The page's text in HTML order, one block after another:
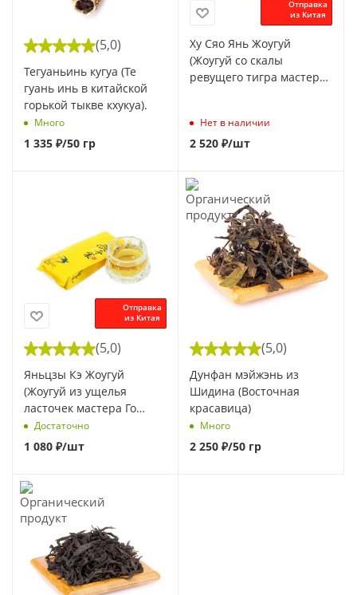
(5,0)
Тегуаньинь кугуа (Те
гуань инь в китайской
горькой тыкве кхукуа).
Много
1 335 ₽/50 гр
Отправка
из Китая
Ху Сяо Янь Жоугуй
(Жоугуй со скалы
ревущего тигра мастера
Нет в наличии
2 520 ₽/шт
Отправка
из Китая
(5,0)
Яньцзы Кэ Жоугуй
(Жоугуй из ущелья
ласточек мастера Го
Цзяфу), 8,5 г
Достаточно
1 080 ₽/шт
(5,0)
Дунфан мэйжэнь из
Шидина (Восточная
красавица)
Много
2 250 ₽/50 гр